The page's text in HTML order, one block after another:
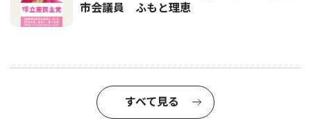
市会議員 ふもと理恵
すべて見る